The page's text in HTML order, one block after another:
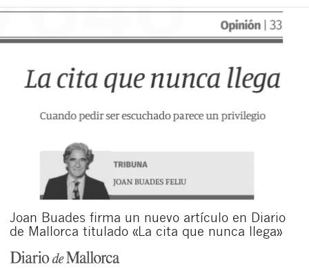
Joan Buades firma un nuevo artículo en Diario
de Mallorca titulado «La cita que nunca llega»